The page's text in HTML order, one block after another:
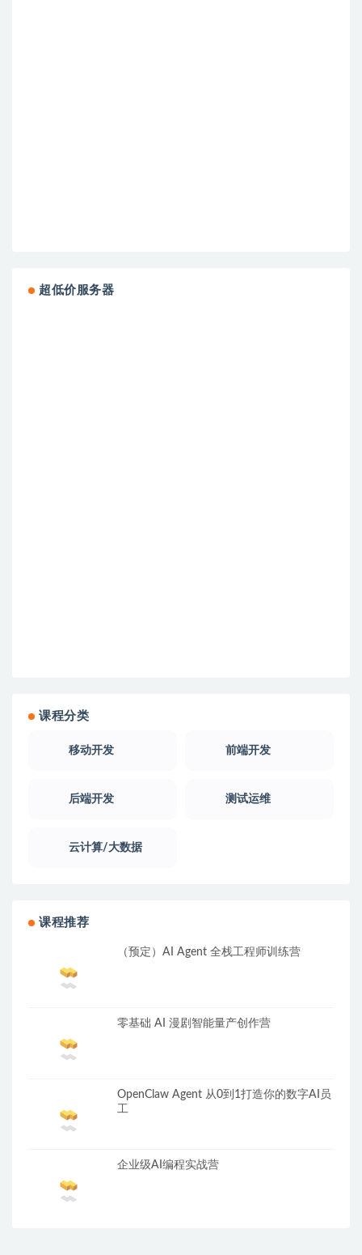
超低价服务器
课程分类
移动开发 前端开发
后端开发 测试运维
云计算/大数据
课程推荐
（预定）AI Agent 全栈工程师训练营
零基础 AI 漫剧智能量产创作营
OpenClaw Agent 从0到1打造你的数字AI员
工
企业级AI编程实战营